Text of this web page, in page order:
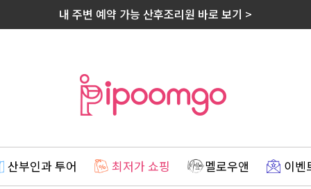
내 주변 예약 가능 산후조리원 바로 보기 >
산부인과 투어 최저가 쇼핑 멜로우앤 이벤